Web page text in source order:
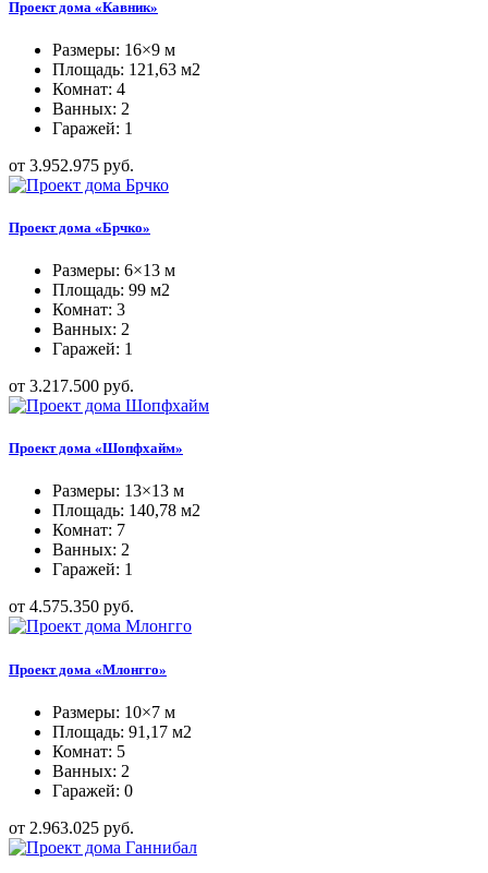
Проект дома «Кавник»
Размеры: 16×9 м
Площадь: 121,63 м2
Комнат: 4
Ванных: 2
Гаражей: 1
от 3.952.975 руб.
Проект дома «Брчко»
Размеры: 6×13 м
Площадь: 99 м2
Комнат: 3
Ванных: 2
Гаражей: 1
от 3.217.500 руб.
Проект дома «Шопфхайм»
Размеры: 13×13 м
Площадь: 140,78 м2
Комнат: 7
Ванных: 2
Гаражей: 1
от 4.575.350 руб.
Проект дома «Млонгго»
Размеры: 10×7 м
Площадь: 91,17 м2
Комнат: 5
Ванных: 2
Гаражей: 0
от 2.963.025 руб.